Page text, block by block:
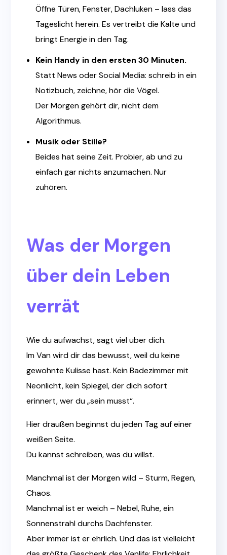
Öffne Türen, Fenster, Dachluken – lass das
Tageslicht herein. Es vertreibt die Kälte und
bringt Energie in den Tag.
Kein Handy in den ersten 30 Minuten.
Statt News oder Social Media: schreib in ein
Notizbuch, zeichne, hör die Vögel.
Der Morgen gehört dir, nicht dem
Algorithmus.
Musik oder Stille?
Beides hat seine Zeit. Probier, ab und zu
einfach gar nichts anzumachen. Nur
zuhören.
Was der Morgen
über dein Leben
verrät
Wie du aufwachst, sagt viel über dich.
Im Van wird dir das bewusst, weil du keine
gewohnte Kulisse hast. Kein Badezimmer mit
Neonlicht, kein Spiegel, der dich sofort
erinnert, wer du „sein musst“.
Hier draußen beginnst du jeden Tag auf einer
weißen Seite.
Du kannst schreiben, was du willst.
Manchmal ist der Morgen wild – Sturm, Regen,
Chaos.
Manchmal ist er weich – Nebel, Ruhe, ein
Sonnenstrahl durchs Dachfenster.
Aber immer ist er ehrlich. Und das ist vielleicht